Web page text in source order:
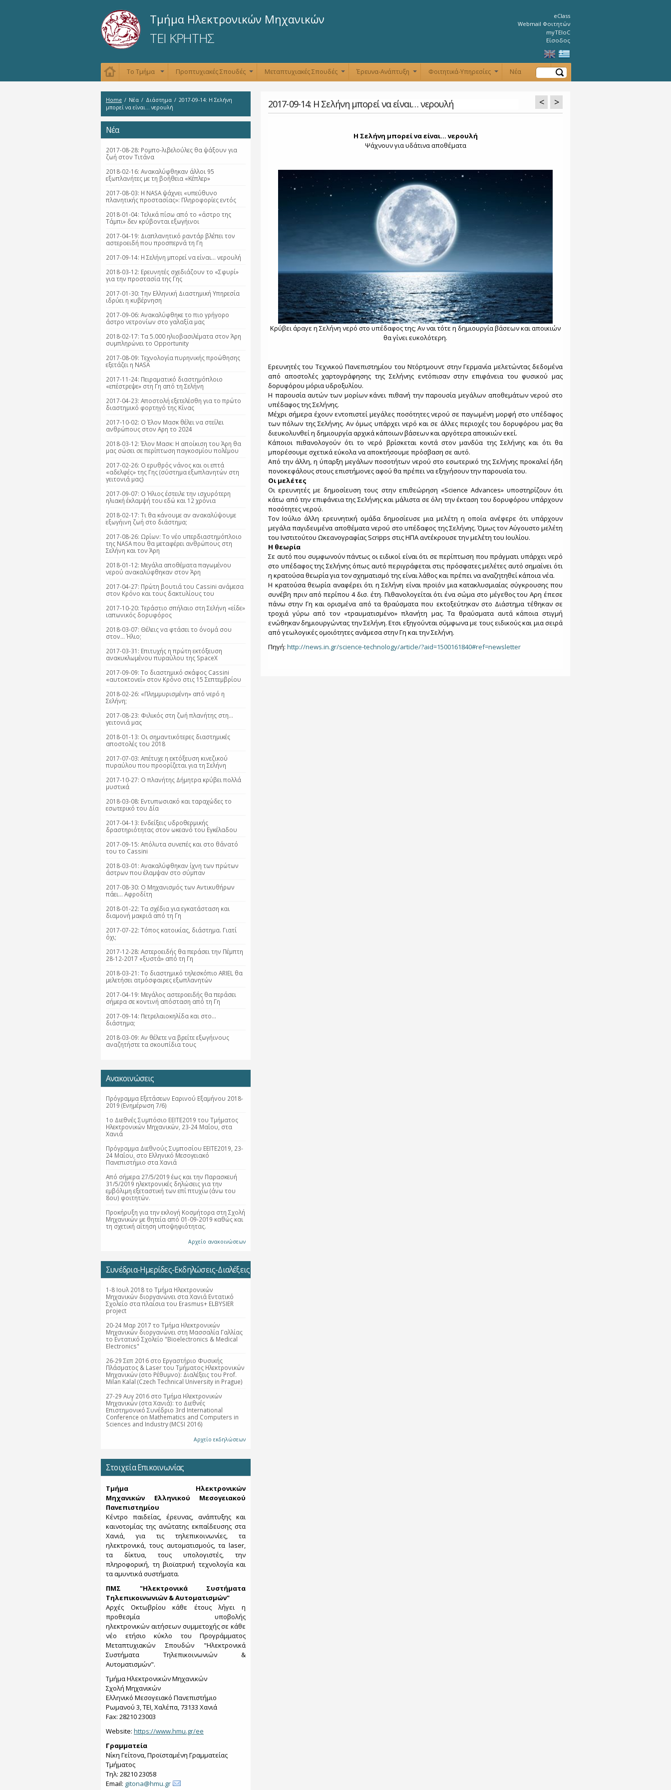
προς το
κυρίως
Τμήμα Ηλεκτρονικών Μηχανικών
ΤΕΙ ΚΡΗΤΗΣ
eClass
Webmail Φοιτητών
myTEIoC
Είσοδος
Το Τμήμα Προπτυχιακές Σπουδές Μεταπτυχιακές Σπουδές Έρευνα-Ανάπτυξη Φοιτητικά-Υπηρεσίες
+
Νέα Αναζήτηση
Home / Νέα / Διάστημα / 2017-09-14: H Σελήνη
μπορεί να είναι… νερουλή
Νέα
2017-08-28: Ρομπο-λιβελούλες θα ψάξουν για
ζωή στον Τιτάνα
2018-02-16: Ανακαλύφθηκαν άλλοι 95
εξωπλανήτες με τη βοήθεια «Κέπλερ»
2017-08-03: Η NASA ψάχνει «υπεύθυνο
πλανητικής προστασίας»: Πληροφορίες εντός
2018-01-04: Τελικά πίσω από το «άστρο της
Τάμπι» δεν κρύβονται εξωγήινοι
2017-04-19: Διαπλανητικό ραντάρ βλέπει τον
αστεροειδή που προσπερνά τη Γη
2017-09-14: H Σελήνη μπορεί να είναι… νερουλή
2018-03-12: Ερευνητές σχεδιάζουν το «Σφυρί»
για την προστασία της Γης
2017-01-30: Την Ελληνική Διαστημική Υπηρεσία
ιδρύει η κυβέρνηση
2017-09-06: Ανακαλύφθηκε το πιο γρήγορο
άστρο νετρονίων στο γαλαξία μας
2018-02-17: Τα 5.000 ηλιοβασιλέματα στον Άρη
συμπληρώνει το Opportunity
2017-08-09: Τεχνολογία πυρηνικής προώθησης
εξετάζει η NASA
2017-11-24: Πειραματικό διαστημόπλοιο
«επέστρεψε» στη Γη από τη Σελήνη
2017-04-23: Αποστολή εξετελέσθη για το πρώτο
διαστημικό φορτηγό της Κίνας
2017-10-02: Ο Έλον Μασκ θέλει να στείλει
ανθρώπους στον Αρη το 2024
2018-03-12: Έλον Μασκ: Η αποίκιση του Άρη θα
μας σώσει σε περίπτωση παγκοσμίου πολέμου
2017-02-26: O ερυθρός νάνος και οι επτά
«αδελφές» της Γης (σύστημα εξωπλανητών στη
γειτονιά μας)
2017-09-07: Ο Ήλιος έστειλε την ισχυρότερη
ηλιακή έκλαμψή του εδώ και 12 χρόνια
2018-02-17: Τι θα κάνουμε αν ανακαλύψουμε
εξωγήινη ζωή στο διάστημα;
2017-08-26: Ωρίων: Tο νέο υπερδιαστημόπλοιο
της NASA που θα μεταφέρει ανθρώπους στη
Σελήνη και τον Άρη
2018-01-12: Μεγάλα αποθέματα παγωμένου
νερού ανακαλύφθηκαν στον Άρη
2017-04-27: Πρώτη βουτιά του Cassini ανάμεσα
στον Κρόνο και τους δακτυλίους του
2017-10-20: Tεράστιο σπήλαιο στη Σελήνη «είδε»
ιαπωνικός δορυφόρος
2018-03-07: Θέλεις να φτάσει το όνομά σου
στον... Ήλιο;
2017-03-31: Επιτυχής η πρώτη εκτόξευση
ανακυκλωμένου πυραύλου της SpaceX
2017-09-09: Το διαστημικό σκάφος Cassini
«αυτοκτονεί» στον Κρόνο στις 15 Σεπτεμβρίου
2018-02-26: «Πλημμυρισμένη» από νερό η
Σελήνη;
2017-08-23: Φιλικός στη ζωή πλανήτης στη...
γειτονιά μας
2018-01-13: Οι σημαντικότερες διαστημικές
αποστολές του 2018
2017-07-03: Απέτυχε η εκτόξευση κινεζικού
πυραύλου που προορίζεται για τη Σελήνη
2017-10-27: Ο πλανήτης Δήμητρα κρύβει πολλά
μυστικά​​​​​​​
2018-03-08: Εντυπωσιακό και ταραχώδες το
εσωτερικό του Δία
2017-04-13: Ενδείξεις υδροθερμικής
δραστηριότητας στον ωκεανό του Εγκέλαδου
2017-09-15: Απόλυτα συνεπές και στο θάνατό
του το Cassini
2018-03-01: Ανακαλύφθηκαν ίχνη των πρώτων
άστρων που έλαμψαν στο σύμπαν
2017-08-30: O Μηχανισμός των Αντικυθήρων
πάει… Αφροδίτη
2018-01-22: Τα σχέδια για εγκατάσταση και
διαμονή μακριά από τη Γη
2017-07-22: Τόπος κατοικίας, διάστημα. Γιατί
όχι;
2017-12-28: Αστεροειδής θα περάσει την Πέμπτη
28-12-2017 «ξυστά» από τη Γη
2018-03-21: Tο διαστημικό τηλεσκόπιο ARIEL θα
μελετήσει ατμόσφαιρες εξωπλανητών
2017-04-19: Mεγάλος αστεροειδής θα περάσει
σήμερα σε κοντινή απόσταση από τη Γη
2017-09-14: Πετρελαιοκηλίδα και στο...
διάστημα;
2018-03-09: Αν θέλετε να βρείτε εξωγήινους
αναζητήστε τα σκουπίδια τους
Ανακοινώσεις
Πρόγραμμα Εξετάσεων Εαρινού Εξαμήνου 2018-
2019 (Ενημέρωση 7/6)
1ο Διεθνές Συμπόσιο ΕΕΙΤΕ2019 του Τμήματος
Ηλεκτρονικών Μηχανικών, 23-24 Μαΐου, στα
Χανιά
Πρόγραμμα Διεθνούς Συμποσίου ΕΕΙΤΕ2019, 23-
24 Μαΐου, στο Ελληνικό Μεσογειακό
Πανεπιστήμιο στα Χανιά
Από σήμερα 27/5/2019 έως και την Παρασκευή
31/5/2019 ηλεκτρονικές δηλώσεις για την
εμβόλιμη εξεταστική των επί πτυχίω (άνω του
8ου) φοιτητών.
Προκήρυξη για την εκλογή Κοσμήτορα στη Σχολή
Μηχανικών με θητεία από 01-09-2019 καθώς και
τη σχετική αίτηση υποψηφιότητας.
Αρχείο ανακοινώσεων
Συνέδρια-Ημερίδες-Εκδηλώσεις-Διαλέξεις
1-8 Ιουλ 2018 το Τμήμα Ηλεκτρονικών
Μηχανικών διοργανώνει στα Χανιά Εντατικό
Σχολείο στα πλαίσια του Erasmus+ ELBYSIER
project
20-24 Μαρ 2017 το Τμήμα Ηλεκτρονικών
Μηχανικών διοργανώνει στη Μασσαλία Γαλλίας
το Εντατικό Σχολείο "Bioelectronics & Medical
Electronics"
26-29 Σεπ 2016 στο Εργαστήριο Φυσικής
Πλάσματος & Laser του Τμήματος Ηλεκτρονικών
Μηχανικών (στο Ρέθυμνο): Διαλέξεις του Prof.
Milan Kalal (Czech Technical University in Prague)
27-29 Αυγ 2016 στο Τμήμα Ηλεκτρονικών
Μηχανικών (στα Χανιά): το Διεθνές
Επιστημονικό Συνέδριο 3rd International
Conference on Mathematics and Computers in
Sciences and Industry (MCSI 2016)
Αρχείο εκδηλώσεων
Στοιχεία Επικοινωνίας
Τμήμα Ηλεκτρονικών
Μηχανικών Ελληνικού Μεσογειακού
Πανεπιστημίου
Κέντρο παιδείας, έρευνας, ανάπτυξης και
καινοτομίας της ανώτατης εκπαίδευσης στα
Χανιά, για τις τηλεπικοινωνίες, τα
ηλεκτρονικά, τους αυτοματισμούς, τα laser,
τα δίκτυα, τους υπολογιστές, την
πληροφορική, τη βιοϊατρική τεχνολογία και
τα αμυντικά συστήματα.
ΠΜΣ "Ηλεκτρονικά Συστήματα
Τηλεπικοινωνιών & Αυτοματισμών"
Αρχές Οκτωβρίου κάθε έτους λήγει η
προθεσμία υποβολής
ηλεκτρονικών αιτήσεων συμμετοχής σε κάθε
νέο ετήσιο κύκλο του Προγράμματος
Μεταπτυχιακών Σπουδών "Ηλεκτρονικά
Συστήματα Τηλεπικοινωνιών &
Αυτοματισμών".
Τμήμα Ηλεκτρονικών Μηχανικών
Σχολή Μηχανικών
Ελληνικό Μεσογειακό Πανεπιστήμιο
Ρωμανού 3, ΤΕΙ, Χαλέπα, 73133 Χανιά
Fax: 28210 23003
Website: https://www.hmu.gr/ee
Γραμματεία
Νίκη Γείτονα, Προϊσταμένη Γραμματείας
Τμήματος
Τηλ: 28210 23058
Email: gitona@hmu.gr
2017-09-14: H Σελήνη μπορεί να είναι… νερουλή < >
H Σελήνη μπορεί να είναι… νερουλή
Ψάχνουν για υδάτινα αποθέματα
Κρύβει άραγε η Σελήνη νερό στο υπέδαφος της; Αν ναι τότε η δημιουργία βάσεων και αποικιών
θα γίνει ευκολότερη.
Ερευνητές του Τεχνικού Πανεπιστημίου του Ντόρτμουντ στην Γερμανία μελετώντας δεδομένα
από αποστολές χαρτογράφησης της Σελήνης εντόπισαν στην επιφάνεια του φυσικού μας
δορυφόρου μόρια υδροξυλίου.
Η παρουσία αυτών των μορίων κάνει πιθανή την παρουσία μεγάλων αποθεμάτων νερού στο
υπέδαφος της Σελήνης.
Μέχρι σήμερα έχουν εντοπιστεί μεγάλες ποσότητες νερού σε παγωμένη μορφή στο υπέδαφος
των πόλων της Σελήνης. Αν όμως υπάρχει νερό και σε άλλες περιοχές του δορυφόρου μας θα
διευκολυνθεί η δημιουργία αρχικά κάποιων βάσεων και αργότερα αποικιών εκεί.
Κάποιοι πιθανολογούν ότι το νερό βρίσκεται κοντά στον μανδύα της Σελήνης και ότι θα
μπορέσουμε σχετικά εύκολα να αποκτήσουμε πρόσβαση σε αυτό.
Από την άλλη, η ύπαρξη μεγάλων ποσοτήτων νερού στο εσωτερικό της Σελήνης προκαλεί ήδη
πονοκεφάλους στους επιστήμονες αφού θα πρέπει να εξηγήσουν την παρουσία του.
Οι μελέτες
Οι ερευνητές με δημοσίευση τους στην επιθεώρηση «Science Advances» υποστηρίζουν ότι
κάτω από την επιφάνεια της Σελήνης και μάλιστα σε όλη την έκταση του δορυφόρου υπάρχουν
ποσότητες νερού.
Τον Ιούλιο άλλη ερευνητική ομάδα δημοσίευσε μια μελέτη η οποία ανέφερε ότι υπάρχουν
μεγάλα παγιδευμένα αποθέματα νερού στο υπέδαφος της Σελήνης. Όμως τον Αύγουστο μελέτη
του Ινστιτούτου Ωκεανογραφίας Scripps στις ΗΠΑ αντέκρουσε την μελέτη του Ιουλίου.
Η θεωρία
Σε αυτό που συμφωνούν πάντως οι ειδικοί είναι ότι σε περίπτωση που πράγματι υπάρχει νερό
στο υπέδαφος της Σελήνης όπως αυτό περιγράφεται στις πρόσφατες μελέτες αυτό σημαίνει ότι
η κρατούσα θεωρία για τον σχηματισμό της είναι λάθος και πρέπει να αναζητηθεί κάποια νέα.
Η κρατούσα θεωρία αναφέρει ότι η Σελήνη είναι προϊόν μια κατακλυσμιαίας σύγκρουσης που
συνέβη πριν από περίπου 4 δισ. έτη. Πιθανολογείται ότι ένα σώμα στο μέγεθος του Αρη έπεσε
πάνω στην Γη και ορισμένα από τα θραύσματα που εκτοξεύτηκαν στο Διάστημα τέθηκαν σε
τροχιά γύρω από τον «τραυματισμένο» πλανήτη μας. Τα θραύσματα αυτά κάποια στιγμή
ενώθηκαν δημιουργώντας την Σελήνη. Ετσι εξηγούνται σύμφωνα με τους ειδικούς και μια σειρά
από γεωλογικές ομοιότητες ανάμεσα στην Γη και την Σελήνη.
Πηγή: http://news.in.gr/science-technology/article/?aid=1500161840#ref=newsletter